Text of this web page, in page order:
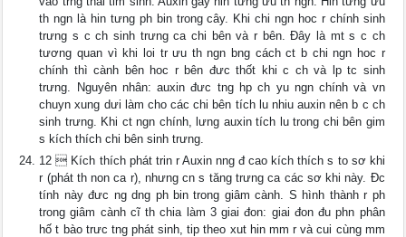
th ngn là hin tưng ph bin trong cây. Khi chi ngn hoc r chính sinh
trưng s c ch sinh trưng ca chi bên và r bên. Ðây là mt s c ch
tương quan vì khi loi tr ưu th ngn bng cách ct b chi ngn hoc r
chính thì cành bên hoc r bên đưc thốt khi c ch và lp tc sinh
trưng. Nguyên nhân: auxin đưc tng hp ch yu ngn chính và vn
chuyn xung dưi làm cho các chi bên tích lu nhiu auxin nên b c ch
sinh trưng. Khi ct ngn chính, lưng auxin tích lu trong chi bên gim
s kích thích chi bên sinh trưng.
12  Kích thích phát trin r Auxin nng đ cao kích thích s to sơ khi
r (phát th non ca r), nhưng cn s tăng trưng ca các sơ khi này. Đc
tính này đưc ng dng ph bin trong giâm cành. S hình thành r ph
trong giâm cành cĩ th chia làm 3 giai đon: giai đon đu phn phân
hố t bào trưc tng phát sinh, tip theo xut hin mm r và cui cùng mm